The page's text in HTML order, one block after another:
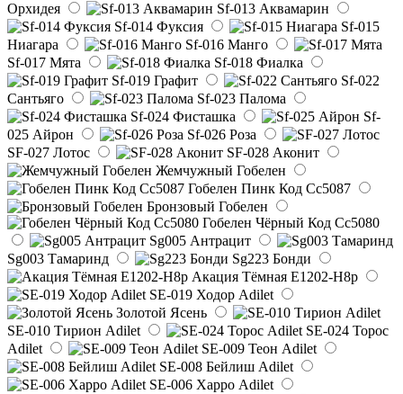
Орхидея
Sf-013 Аквамарин
Sf-014 Фуксия
Sf-015
Ниагара
Sf-016 Манго
Sf-017 Мята
Sf-018 Фиалка
Sf-019 Графит
Sf-022
Сантьяго
Sf-023 Палома
Sf-024 Фисташка
Sf-
025 Айрон
Sf-026 Роза
SF-027 Лотос
SF-028 Аконит
Жемчужный Гобелен
Гобелен Пинк Код Сс5087
Бронзовый Гобелен
Гобелен Чёрный Код Сс5080
Sg005 Антрацит
Sg003 Тамаринд
Sg223 Бонди
Акация Тёмная E1202-H8p
SE-019 Ходор Adilet
Золотой Ясень
SE-010 Тирион Adilet
SE-024 Торос
Adilet
SE-009 Теон Adilet
SE-008 Бейлиш Adilet
SE-006 Харро Adilet